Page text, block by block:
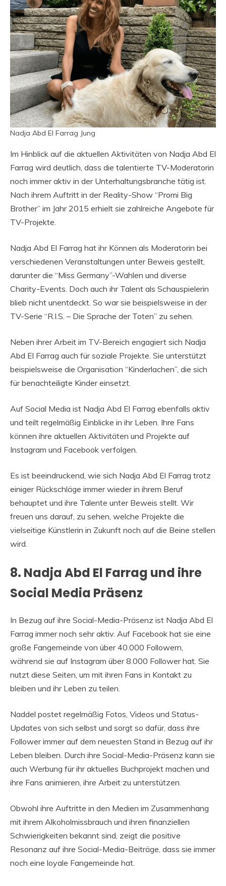
Nadja Abd El Farrag Jung
Im Hinblick auf die aktuellen Aktivitäten von Nadja Abd El
Farrag wird deutlich, dass die talentierte TV-Moderatorin
noch immer aktiv in der Unterhaltungsbranche tätig ist.
Nach ihrem Auftritt in der Reality-Show “Promi Big
Brother” im Jahr 2015 erhielt sie zahlreiche Angebote für
TV-Projekte.
Nadja Abd El Farrag hat ihr Können als Moderatorin bei
verschiedenen Veranstaltungen unter Beweis gestellt,
darunter die “Miss Germany”-Wahlen und diverse
Charity-Events. Doch auch ihr Talent als Schauspielerin
blieb nicht unentdeckt. So war sie beispielsweise in der
TV-Serie “R.I.S. – Die Sprache der Toten” zu sehen.
Neben ihrer Arbeit im TV-Bereich engagiert sich Nadja
Abd El Farrag auch für soziale Projekte. Sie unterstützt
beispielsweise die Organisation “Kinderlachen”, die sich
für benachteiligte Kinder einsetzt.
Auf Social Media ist Nadja Abd El Farrag ebenfalls aktiv
und teilt regelmäßig Einblicke in ihr Leben. Ihre Fans
können ihre aktuellen Aktivitäten und Projekte auf
Instagram und Facebook verfolgen.
Es ist beeindruckend, wie sich Nadja Abd El Farrag trotz
einiger Rückschläge immer wieder in ihrem Beruf
behauptet und ihre Talente unter Beweis stellt. Wir
freuen uns darauf, zu sehen, welche Projekte die
vielseitige Künstlerin in Zukunft noch auf die Beine stellen
wird.
8. Nadja Abd El Farrag und ihre
Social Media Präsenz
In Bezug auf ihre Social-Media-Präsenz ist Nadja Abd El
Farrag immer noch sehr aktiv. Auf Facebook hat sie eine
große Fangemeinde von über 40.000 Followern,
während sie auf Instagram über 8.000 Follower hat. Sie
nutzt diese Seiten, um mit ihren Fans in Kontakt zu
bleiben und ihr Leben zu teilen.
Naddel postet regelmäßig Fotos, Videos und Status-
Updates von sich selbst und sorgt so dafür, dass ihre
Follower immer auf dem neuesten Stand in Bezug auf ihr
Leben bleiben. Durch ihre Social-Media-Präsenz kann sie
auch Werbung für ihr aktuelles Buchprojekt machen und
ihre Fans animieren, ihre Arbeit zu unterstützen.
Obwohl ihre Auftritte in den Medien im Zusammenhang
mit ihrem Alkoholmissbrauch und ihren finanziellen
Schwierigkeiten bekannt sind, zeigt die positive
Resonanz auf ihre Social-Media-Beiträge, dass sie immer
noch eine loyale Fangemeinde hat.